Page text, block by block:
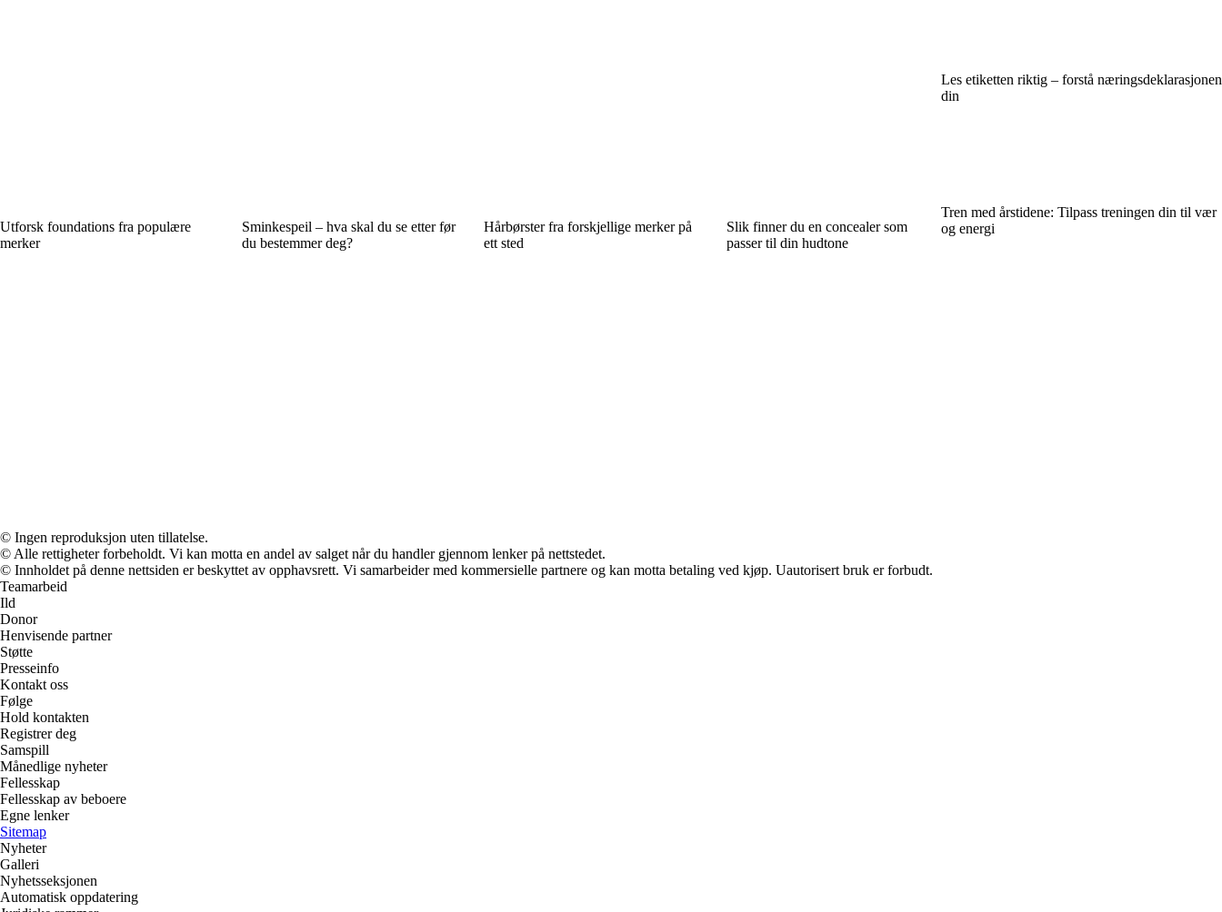
Utforsk foundations fra populære
merker
Sminkespeil – hva skal du se etter før
du bestemmer deg?
Hårbørster fra forskjellige merker på
ett sted
Slik finner du en concealer som
passer til din hudtone
Les etiketten riktig – forstå næringsdeklarasjonen
din
Tren med årstidene: Tilpass treningen din til vær
og energi
© Ingen reproduksjon uten tillatelse.
© Alle rettigheter forbeholdt. Vi kan motta en andel av salget når du handler gjennom lenker på nettstedet.
© Innholdet på denne nettsiden er beskyttet av opphavsrett. Vi samarbeider med kommersielle partnere og kan motta betaling ved kjøp. Uautorisert bruk er forbudt.
Teamarbeid
Ild
Donor
Henvisende partner
Støtte
Presseinfo
Kontakt oss
Følge
Hold kontakten
Registrer deg
Samspill
Månedlige nyheter
Fellesskap
Fellesskap av beboere
Egne lenker
Sitemap
Nyheter
Galleri
Nyhetsseksjonen
Automatisk oppdatering